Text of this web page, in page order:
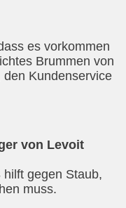
es vorkommen
Brummen von
Kundenservice
von Levoit
gegen Staub,
muss.